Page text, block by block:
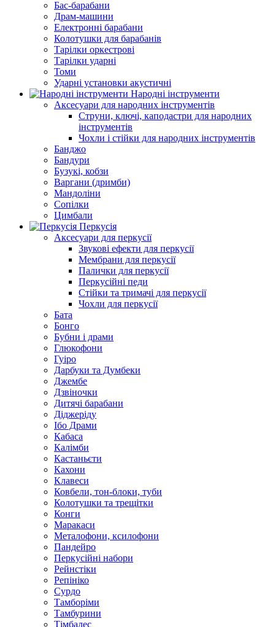
Бас-барабани
Драм-машини
Електронні барабани
Колотушки для барабанів
Тарілки оркестрові
Тарілки ударні
Томи
Ударні установки акустичні
Народні інструменти
Аксесуари для народних інструментів
Струни, ключі, каподастри для народних
інструментів
Чохли і стійки для народних інструментів
Банджо
Бандури
Бузукі, кобзи
Варгани (дримби)
Мандоліни
Сопілки
Цимбали
Перкусія
Аксесуари для перкусії
Звукові ефекти для перкусії
Мембрани для перкусії
Палички для перкусії
Перкусійні педи
Стійки та тримачі для перкусії
Чохли для перкусії
Бата
Бонго
Бубни і драми
Глюкофони
Гуіро
Дарбуки та Думбеки
Джембе
Дзвіночки
Дитячі барабани
Діджеріду
Ібо Драми
Кабаса
Калімби
Кастаньєти
Кахони
Клавеси
Ковбели, тон-блоки, туби
Колотушки та трещітки
Конги
Маракаси
Металофони, ксилофони
Пандейро
Перкусійні набори
Рейнстіки
Репініко
Сурдо
Тамборіми
Тамбурини
Тімбалес